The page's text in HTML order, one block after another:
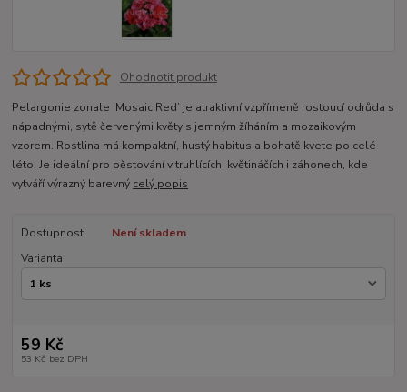
Ohodnotit produkt
Pelargonie zonale ‘Mosaic Red’ je atraktivní vzpřímeně rostoucí odrůda s
nápadnými, sytě červenými květy s jemným žíháním a mozaikovým
vzorem. Rostlina má kompaktní, hustý habitus a bohatě kvete po celé
léto. Je ideální pro pěstování v truhlících, květináčích i záhonech, kde
vytváří výrazný barevný celý popis
Dostupnost
Není skladem
Varianta
59 Kč
53 Kč bez DPH